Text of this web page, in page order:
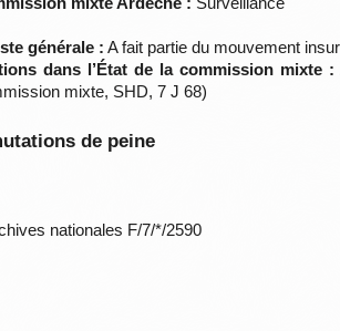
générale : A fait partie du mouvement
dans l’État de la commission mixte :
mixte, SHD, 7 J 68)
de peine
nationales F/7/*/2590